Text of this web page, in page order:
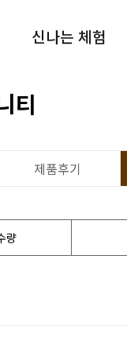
신나는 체험
티
제품후기
량